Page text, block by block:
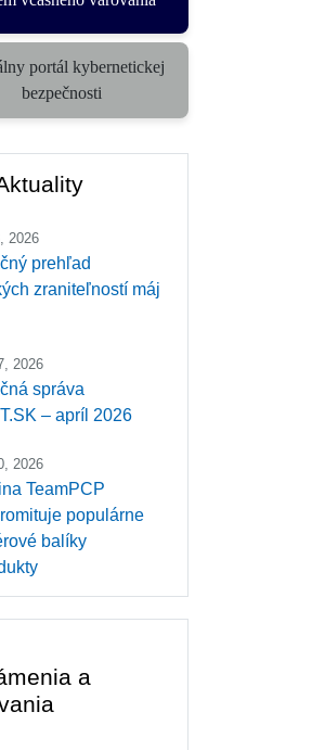
portál kybernetickej
bezpečnosti
2026
prehľad
zraniteľností máj
2026
správa
– apríl 2026
2026
TeamPCP
populárne
balíky
a